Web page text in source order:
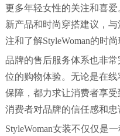
更多年轻女性的关注和喜
新产品和时尚穿搭建议，
注和了解StyleWoman的时
品牌的售后服务体系也非
位的购物体验。无论是在
保障，都力求让消费者享
消费者对品牌的信任感和忠
StyleWoman女装不仅仅是